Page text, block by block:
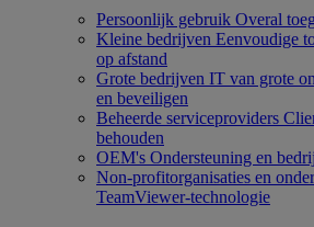
Persoonlijk gebruik Overal
Kleine bedrijven Eenvoudige
op afstand
Grote bedrijven IT van grote
en beveiligen
Beheerde serviceproviders
behouden
OEM's Ondersteuning en
Non-profitorganisaties en
TeamViewer-technologie